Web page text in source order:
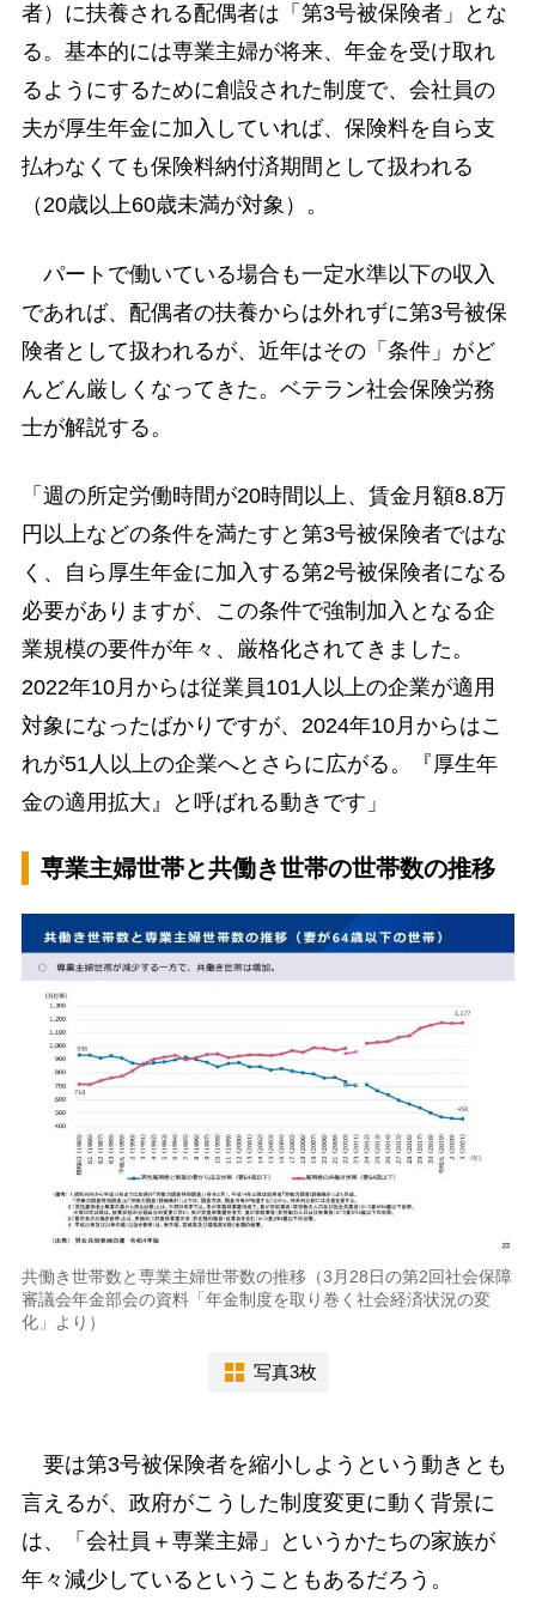
者）に扶養される配偶者は「第3号被保険者」とな
る。基本的には専業主婦が将来、年金を受け取れ
るようにするために創設された制度で、会社員の
夫が厚生年金に加入していれば、保険料を自ら支
払わなくても保険料納付済期間として扱われる
（20歳以上60歳未満が対象）。
パートで働いている場合も一定水準以下の収入
であれば、配偶者の扶養からは外れずに第3号被保
険者として扱われるが、近年はその「条件」がど
んどん厳しくなってきた。ベテラン社会保険労務
士が解説する。
「週の所定労働時間が20時間以上、賃金月額8.8万
円以上などの条件を満たすと第3号被保険者ではな
く、自ら厚生年金に加入する第2号被保険者になる
必要がありますが、この条件で強制加入となる企
業規模の要件が年々、厳格化されてきました。
2022年10月からは従業員101人以上の企業が適用
対象になったばかりですが、2024年10月からはこ
れが51人以上の企業へとさらに広がる。『厚生年
金の適用拡大』と呼ばれる動きです」
専業主婦世帯と共働き世帯の世帯数の推移
共働き世帯数と専業主婦世帯数の推移（3月28日の第2回社会保障
審議会年金部会の資料「年金制度を取り巻く社会経済状況の変
化」より）
写真3枚
要は第3号被保険者を縮小しようという動きとも
言えるが、政府がこうした制度変更に動く背景に
は、「会社員＋専業主婦」というかたちの家族が
年々減少しているということもあるだろう。